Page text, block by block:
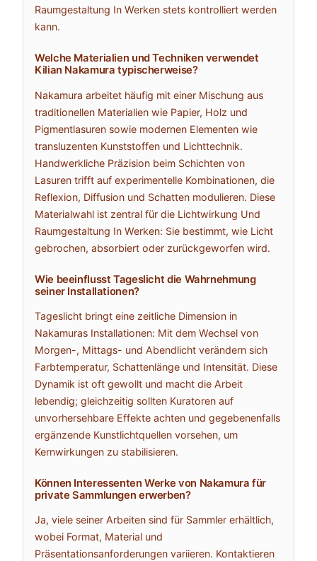
Raumgestaltung In Werken stets kontrolliert werden
kann.
Welche Materialien und Techniken verwendet
Kilian Nakamura typischerweise?
Nakamura arbeitet häufig mit einer Mischung aus
traditionellen Materialien wie Papier, Holz und
Pigmentlasuren sowie modernen Elementen wie
transluzenten Kunststoffen und Lichttechnik.
Handwerkliche Präzision beim Schichten von
Lasuren trifft auf experimentelle Kombinationen, die
Reflexion, Diffusion und Schatten modulieren. Diese
Materialwahl ist zentral für die Lichtwirkung Und
Raumgestaltung In Werken: Sie bestimmt, wie Licht
gebrochen, absorbiert oder zurückgeworfen wird.
Wie beeinflusst Tageslicht die Wahrnehmung
seiner Installationen?
Tageslicht bringt eine zeitliche Dimension in
Nakamuras Installationen: Mit dem Wechsel von
Morgen-, Mittags- und Abendlicht verändern sich
Farbtemperatur, Schattenlänge und Intensität. Diese
Dynamik ist oft gewollt und macht die Arbeit
lebendig; gleichzeitig sollten Kuratoren auf
unvorhersehbare Effekte achten und gegebenenfalls
ergänzende Kunstlichtquellen vorsehen, um
Kernwirkungen zu stabilisieren.
Können Interessenten Werke von Nakamura für
private Sammlungen erwerben?
Ja, viele seiner Arbeiten sind für Sammler erhältlich,
wobei Format, Material und
Präsentationsanforderungen variieren. Kontaktieren